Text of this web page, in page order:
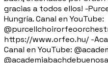
gracias a todos ellos! -
Hungría. Canal en YouTube:
https://www.orfeo.hu/ -
Canal en YouTube: